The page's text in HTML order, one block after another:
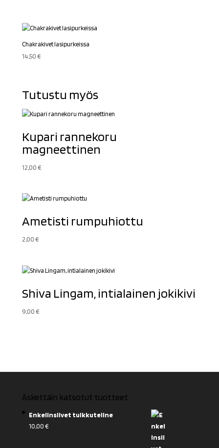
Chakrakivet lasipurkeissa
14,50€
Tutustu myös
Kupari rannekoru
magneettinen
12,00€
Ametisti rumpuhiottu
2,00€
Shiva Lingam, intialainen jokikivi
9,00€
Äskettäin katsotut tuotteet
Enkelinsiivet tuikkuteline
10,00€